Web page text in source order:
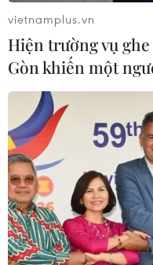
vietnamplus.vn
Hiện trường vụ
Gòn khiến một